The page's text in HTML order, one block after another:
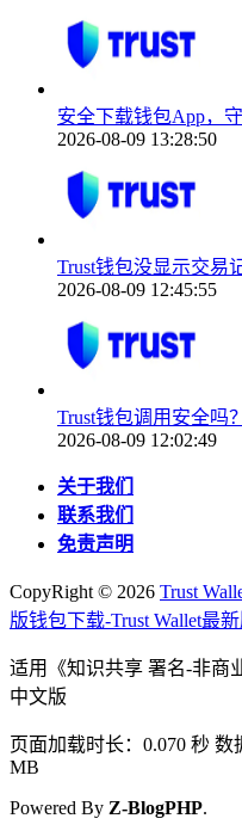
安全下载钱包App，
2026-08-09 13:28:50
Trust钱包没显示交易
2026-08-09 12:45:55
Trust钱包调用安全吗
2026-08-09 12:02:49
关于我们
联系我们
免责声明
CopyRight © 2026 Trust
版钱包下载-Trust Wallet最
适用《知识共享 署名-非商
中文版
页面加载时长：0.070 秒
MB
Powered By Z-BlogPHP.